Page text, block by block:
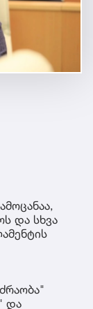
და სხვა
და